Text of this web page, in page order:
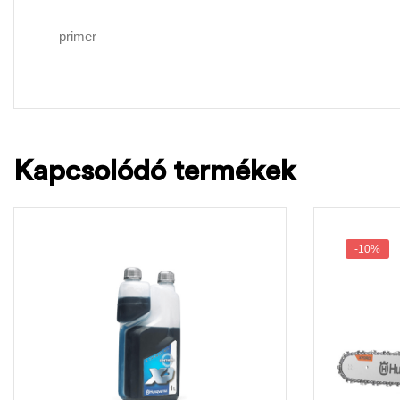
primer
Kapcsolódó termékek
-10%